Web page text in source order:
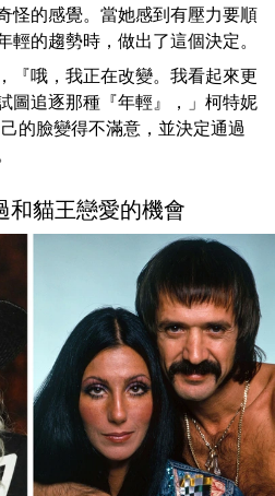
怪的感覺。當她感到有壓力要順
輕的趨勢時，做出了這個決定。
『哦，我正在改變。我看起來更
圖追逐那種『年輕』，」柯特妮
的臉變得不滿意，並決定通過
和貓王戀愛的機會